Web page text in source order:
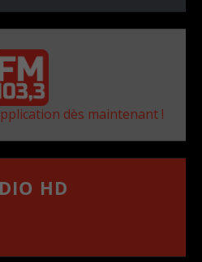
dès maintenant !
HD